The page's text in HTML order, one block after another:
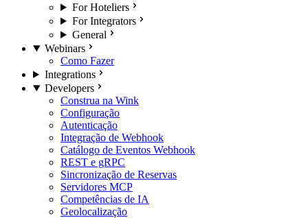
For Hoteliers
For Integrators
General
Webinars
Como Fazer
Integrations
Developers
Construa na Wink
Configuração
Autenticação
Integração de Webhook
Catálogo de Eventos Webhook
REST e gRPC
Sincronização de Reservas
Servidores MCP
Competências de IA
Geolocalização